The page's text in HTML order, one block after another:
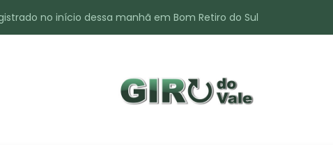
no início dessa manhã em Bom Retiro do Sul
no interior de Bom Retiro do Sul